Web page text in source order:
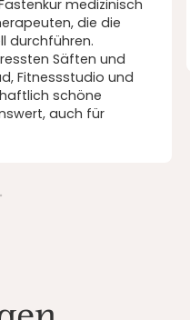
medizinisch
die die
durchführen.
Säften und
Fitnessstudio und
schöne
auch für